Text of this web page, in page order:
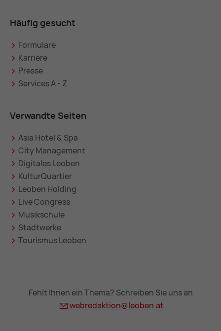
Häufig gesucht
Formulare
Karriere
Presse
Services A - Z
Verwandte Seiten
Asia Hotel & Spa
City Management
Digitales Leoben
KulturQuartier
Leoben Holding
Live Congress
Musikschule
Stadtwerke
Tourismus Leoben
Fehlt Ihnen ein Thema? Schreiben Sie uns an
webredaktion@leoben.at